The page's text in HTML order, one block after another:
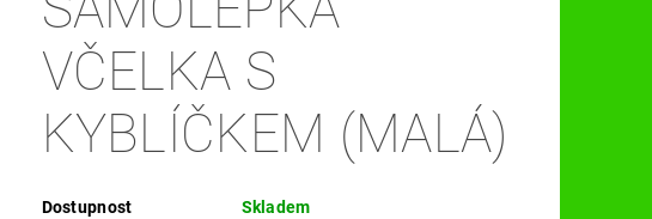
CHOV MATEK VČELAŘSKÉ POMŮCKY
VČELKA S
KYBLÍČKEM (MALÁ)
Dostupnost Skladem